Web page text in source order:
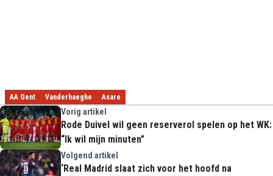
AA Gent Vanderhaeghe Asare
Vorig artikel
Rode Duivel wil geen reserverol spelen op het WK:
“Ik wil mijn minuten”
Volgend artikel
‘Real Madrid slaat zich voor het hoofd na